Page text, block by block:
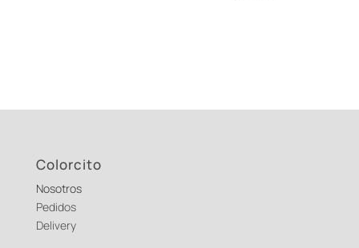
Colorcito
Nosotros
Pedidos
Delivery